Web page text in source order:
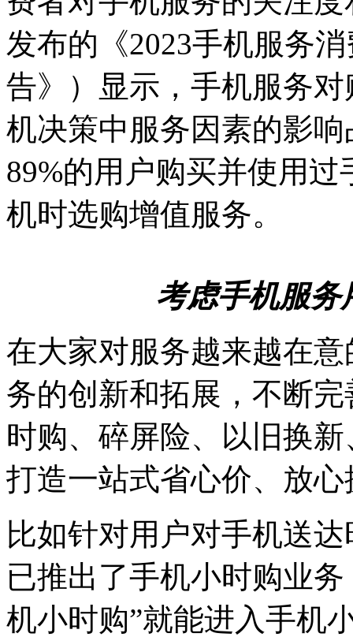
发布的《2023手机服务
告》）显示，手机服务
机决策中服务因素的影
89%的用户购买并使用
机时选购增值服务。
考虑手机服务
在大家对服务越来越在
务的创新和拓展，不断
时购、碎屏险、以旧换
打造一站式省心价、放
比如针对用户对手机送
已推出了手机小时购业
机小时购”就能进入手机